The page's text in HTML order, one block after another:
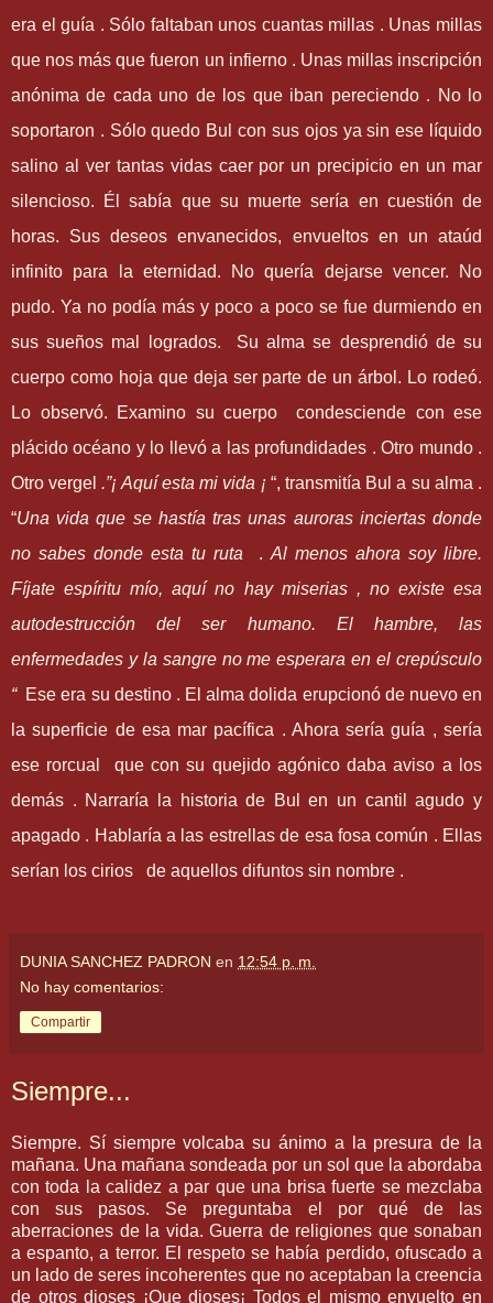
era el guía . Sólo faltaban unos cuantas millas . Unas millas
que nos más que fueron un infierno . Unas millas inscripción
anónima de cada uno de los que iban pereciendo . No lo
soportaron . Sólo quedo Bul con sus ojos ya sin ese líquido
salino al ver tantas vidas caer por un precipicio en un mar
silencioso. Él sabía que su muerte sería en cuestión de
horas. Sus deseos envanecidos, envueltos en un ataúd
infinito para la eternidad. No quería dejarse vencer. No
pudo. Ya no podía más y poco a poco se fue durmiendo en
sus sueños mal logrados. Su alma se desprendió de su
cuerpo como hoja que deja ser parte de un árbol. Lo rodeó.
Lo observó. Examino su cuerpo condesciende con ese
plácido océano y lo llevó a las profundidades . Otro mundo .
Otro vergel.”¡ Aquí esta mi vida ¡ “, transmitía Bul a su alma .
“Una vida que se hastía tras unas auroras inciertas donde
no sabes donde esta tu ruta . Al menos ahora soy libre.
Fíjate espíritu mío, aquí no hay miserias , no existe esa
autodestrucción del ser humano. El hambre, las
enfermedades y la sangre no me esperara en el crepúsculo
“ Ese era su destino . El alma dolida erupcionó de nuevo en
la superficie de esa mar pacífica . Ahora sería guía , sería
ese rorcual que con su quejido agónico daba aviso a los
demás . Narraría la historia de Bul en un cantil agudo y
apagado . Hablaría a las estrellas de esa fosa común . Ellas
serían los cirios de aquellos difuntos sin nombre .
DUNIA SANCHEZ PADRON en 12:54 p. m.
No hay comentarios:
Compartir
Siempre...
Siempre. Sí siempre volcaba su ánimo a la presura de la
mañana. Una mañana sondeada por un sol que la abordaba
con toda la calidez a par que una brisa fuerte se mezclaba
con sus pasos. Se preguntaba el por qué de las
aberraciones de la vida. Guerra de religiones que sonaban
a espanto, a terror. El respeto se había perdido, ofuscado a
un lado de seres incoherentes que no aceptaban la creencia
de otros dioses ¡Que dioses¡ Todos el mismo envuelto en